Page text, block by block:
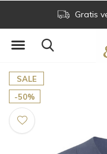
Gratis
SALE
-50%